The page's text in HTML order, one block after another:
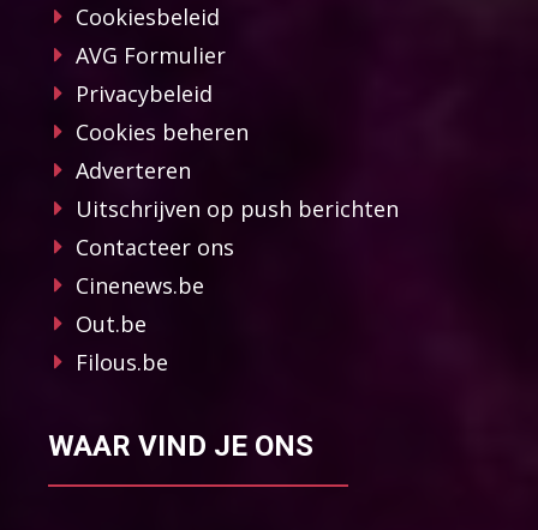
Cookiesbeleid
AVG Formulier
Privacybeleid
Cookies beheren
Adverteren
Uitschrijven op push berichten
Contacteer ons
Cinenews.be
Out.be
Filous.be
WAAR VIND JE ONS